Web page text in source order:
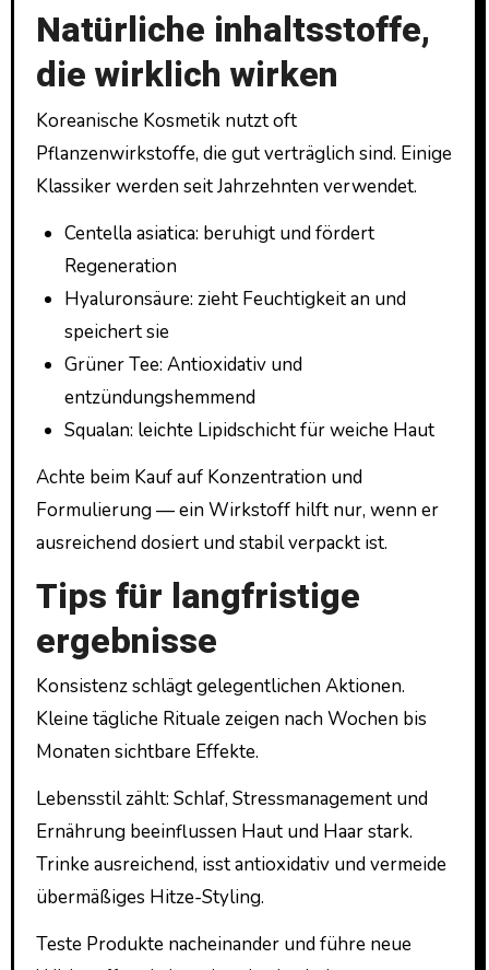
Natürliche inhaltsstoffe,
die wirklich wirken
Koreanische Kosmetik nutzt oft
Pflanzenwirkstoffe, die gut verträglich sind. Einige
Klassiker werden seit Jahrzehnten verwendet.
Centella asiatica: beruhigt und fördert
Regeneration
Hyaluronsäure: zieht Feuchtigkeit an und
speichert sie
Grüner Tee: Antioxidativ und
entzündungshemmend
Squalan: leichte Lipidschicht für weiche Haut
Achte beim Kauf auf Konzentration und
Formulierung — ein Wirkstoff hilft nur, wenn er
ausreichend dosiert und stabil verpackt ist.
Tips für langfristige
ergebnisse
Konsistenz schlägt gelegentlichen Aktionen.
Kleine tägliche Rituale zeigen nach Wochen bis
Monaten sichtbare Effekte.
Lebensstil zählt: Schlaf, Stressmanagement und
Ernährung beeinflussen Haut und Haar stark.
Trinke ausreichend, isst antioxidativ und vermeide
übermäßiges Hitze-Styling.
Teste Produkte nacheinander und führe neue